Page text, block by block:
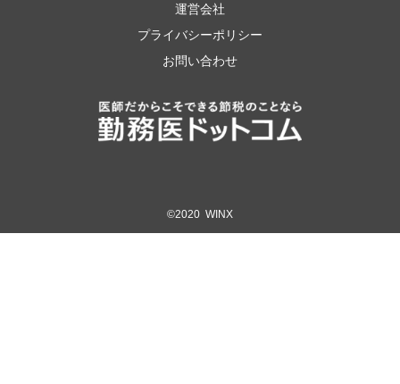
運営会社
プライバシーポリシー
お問い合わせ
©2020 WINX